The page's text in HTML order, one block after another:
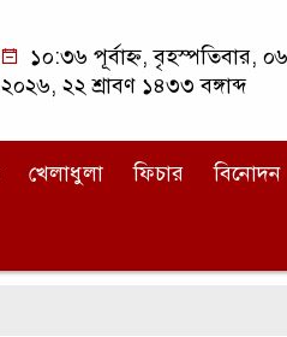
১০:৩৬ পূর্বাহ্ন, বৃহস্পতিবার,
২০২৬, ২২ শ্রাবণ ১৪৩৩ বঙ্গাব্দ
খেলাধুলা ফিচার বিনোদন